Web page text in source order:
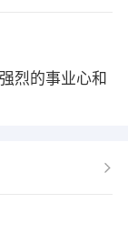
烈的事业心和